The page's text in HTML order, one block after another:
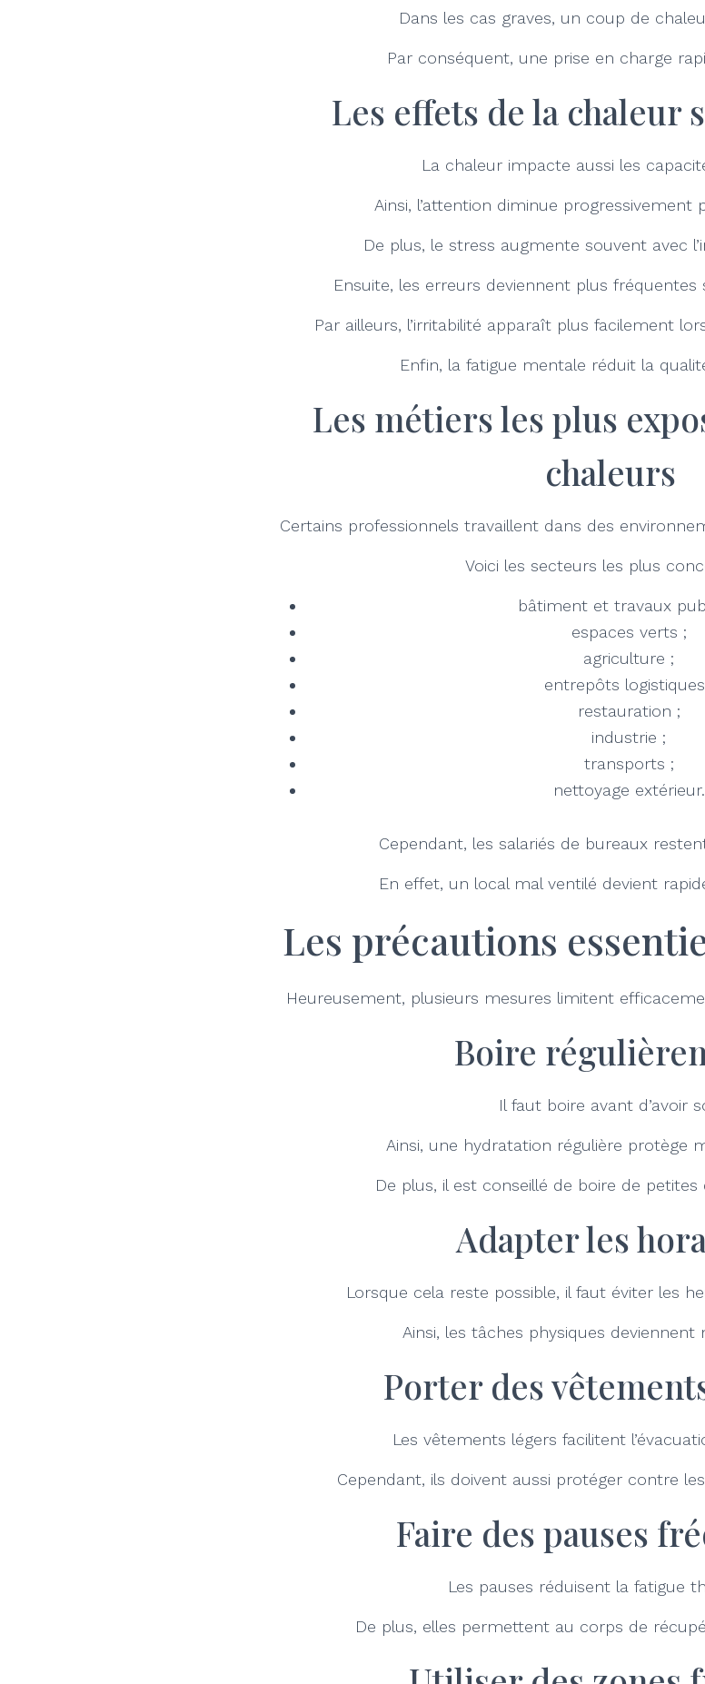
Dans les cas graves, un coup de
Par conséquent, une prise en charge
Les effets de la chaleur
La chaleur impacte aussi les
Ainsi, l’attention diminue progressivement
De plus, le stress augmente souvent avec
Ensuite, les erreurs deviennent plus fréquentes
Par ailleurs, l’irritabilité apparaît plus facilement
Enfin, la fatigue mentale réduit la
Les métiers les plus
chaleurs
Certains professionnels travaillent dans des
Voici les secteurs les plus
bâtiment et travaux
espaces verts ;
agriculture ;
entrepôts
restauration ;
industrie ;
transports ;
nettoyage extérieur.
Cependant, les salariés de bureaux
En effet, un local mal ventilé devient
Les précautions
Heureusement, plusieurs mesures limitent
Boire
Il faut boire avant d’avoir
Ainsi, une hydratation régulière protège
De plus, il est conseillé de boire de
Adapter les
Lorsque cela reste possible, il faut éviter les
Ainsi, les tâches physiques deviennent
Porter des
Les vêtements légers facilitent
Cependant, ils doivent aussi protéger contre
Faire des pauses
Les pauses réduisent la fatigue
De plus, elles permettent au corps de